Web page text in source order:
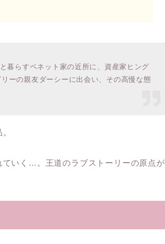
暮らすベネット家の近所に、資産家ヒング
ーの親友ダーシーに出会い、その高慢な態
いく…。王道のラブストーリーの原点が